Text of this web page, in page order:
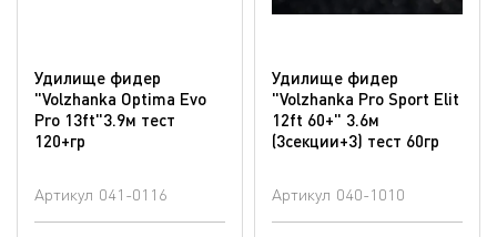
Удилище фидер
"Volzhanka Optima Evo
Pro 13ft"3.9м тест
120+гр
Артикул 041-0116
Удилище фидер
"Volzhanka Pro Sport Elit
12ft 60+" 3.6м
(3секции+3) тест 60гр
Артикул 040-1010